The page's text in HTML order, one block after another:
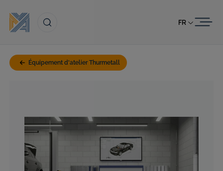
FR
Équipement d'atelier Thurmetall